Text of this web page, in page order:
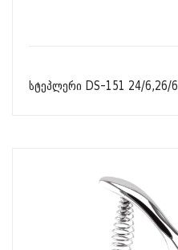
სტეპლერი DS-151 24/6,26/6